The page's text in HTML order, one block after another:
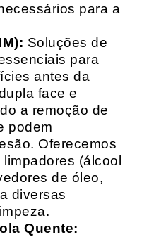
para a
Soluções de
para
antes da
face e
a remoção de
podem
Oferecemos
(álcool
de óleo,
diversas
Quente: